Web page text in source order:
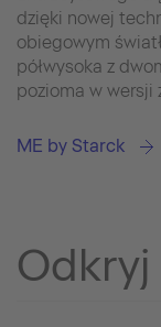
dzięki nowej
obiegowym
półwysoka z
pozioma w wersji
ME by Starck
Odkryj